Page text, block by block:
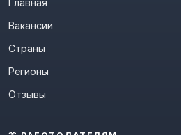
Главная
Вакансии
Страны
Регионы
Отзывы